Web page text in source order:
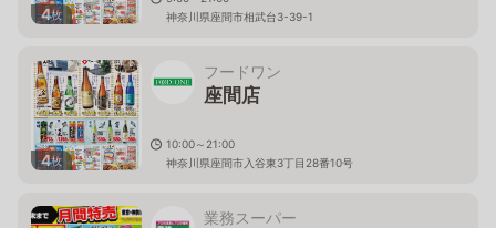
4枚
神奈川県座間市相武台3-39-1
4枚
フードワン
座間店
10:00～21:00
神奈川県座間市入谷東3丁目28番10号
業務スーパー